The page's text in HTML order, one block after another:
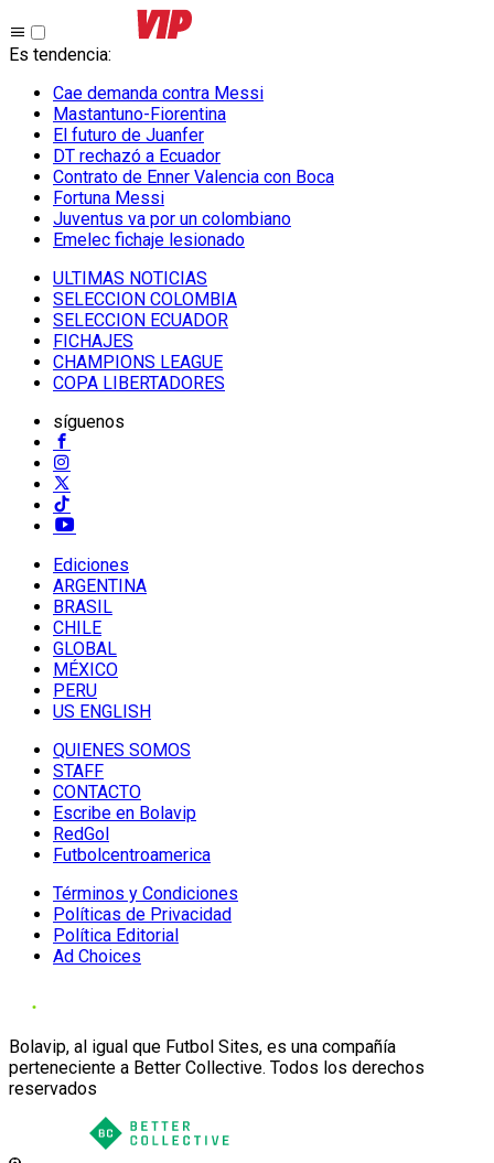
Es tendencia:
Cae demanda contra Messi
Mastantuno-Fiorentina
El futuro de Juanfer
DT rechazó a Ecuador
Contrato de Enner Valencia con Boca
Fortuna Messi
Juventus va por un colombiano
Emelec fichaje lesionado
ULTIMAS NOTICIAS
SELECCION COLOMBIA
SELECCION ECUADOR
FICHAJES
CHAMPIONS LEAGUE
COPA LIBERTADORES
síguenos
Ediciones
ARGENTINA
BRASIL
CHILE
GLOBAL
MÉXICO
PERU
US ENGLISH
QUIENES SOMOS
STAFF
CONTACTO
Escribe en Bolavip
RedGol
Futbolcentroamerica
Términos y Condiciones
Políticas de Privacidad
Política Editorial
Ad Choices
Bolavip, al igual que Futbol Sites, es una compañía
perteneciente a Better Collective. Todos los derechos
reservados